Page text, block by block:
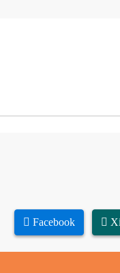
Facebook